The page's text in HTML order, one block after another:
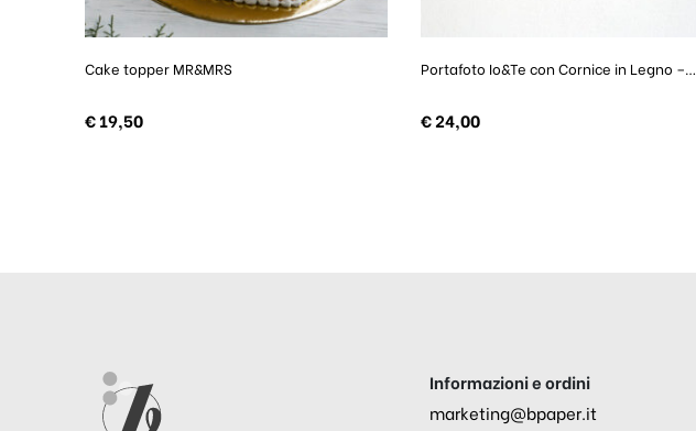
Cake topper MR&MRS
€19,50
Portafoto Io&Te con Cornice in Legno –…
€24,00
Informazioni e ordini
marketing@bpaper.it